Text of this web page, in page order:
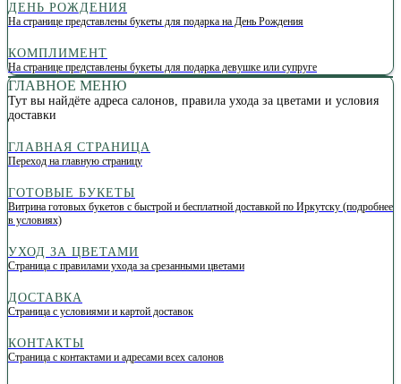
ДЕНЬ РОЖДЕНИЯ
На странице представлены букеты для подарка на День Рождения
КОМПЛИМЕНТ
На странице представлены букеты для подарка девушке или супруге
ГЛАВНОЕ МЕНЮ
Тут вы найдёте адреса салонов, правила ухода за цветами и условия
доставки
ГЛАВНАЯ СТРАНИЦА
Переход на главную страницу
ГОТОВЫЕ БУКЕТЫ
Витрина готовых букетов с быстрой и бесплатной доставкой по Иркутску (подробнее
в условиях)
УХОД ЗА ЦВЕТАМИ
Страница с правилами ухода за срезанными цветами
ДОСТАВКА
Страница с условиями и картой доставок
КОНТАКТЫ
Страница с контактами и адресами всех салонов